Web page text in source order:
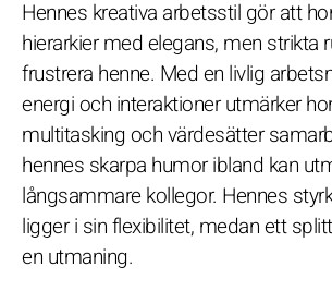
Hennes kreativa arbetsstil gör att
hierarkier med elegans, men strikta
frustrera henne. Med en livlig
energi och interaktioner utmärker
multitasking och värdesätter
hennes skarpa humor ibland kan
långsammare kollegor. Hennes
ligger i sin flexibilitet, medan ett
en utmaning.